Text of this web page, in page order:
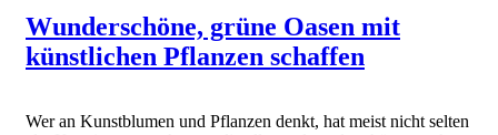
Wunderschöne, grüne Oasen mit
künstlichen Pflanzen schaffen
Wer an Kunstblumen und Pflanzen denkt, hat meist nicht selten